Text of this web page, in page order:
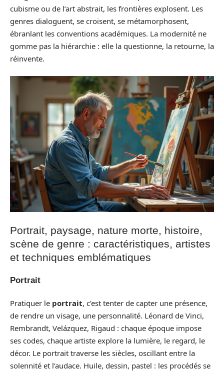
cubisme ou de l’art abstrait, les frontières explosent. Les
genres dialoguent, se croisent, se métamorphosent,
ébranlant les conventions académiques. La modernité ne
gomme pas la hiérarchie : elle la questionne, la retourne, la
réinvente.
Portrait, paysage, nature morte, histoire,
scène de genre : caractéristiques, artistes
et techniques emblématiques
Portrait
Pratiquer le portrait, c’est tenter de capter une présence,
de rendre un visage, une personnalité. Léonard de Vinci,
Rembrandt, Velázquez, Rigaud : chaque époque impose
ses codes, chaque artiste explore la lumière, le regard, le
décor. Le portrait traverse les siècles, oscillant entre la
solennité et l’audace. Huile, dessin, pastel : les procédés se